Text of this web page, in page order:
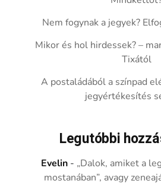
Nem fogynak a jegyek?
Mikor és hol hirdessek? –
Tixától
A postaládából a színpad
jegyértékesítés
Legutóbbi
Evelin - „Dalok, amiket a
mostanában”, avagy